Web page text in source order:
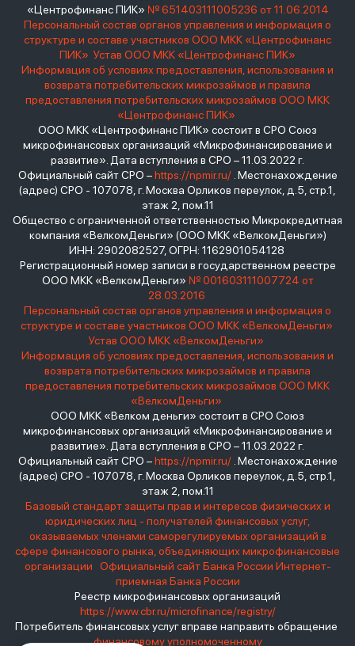
«Центрофинанс ПИК» № 651403111005236 от 11.06.2014
Персональный состав органов управления и информация о
структуре и составе участников ООО МКК «Центрофинанс
ПИК» Устав ООО МКК «Центрофинанс ПИК»
Информация об условиях предоставления, использования и
возврата потребительских микрозаймов и правила
предоставления потребительских микрозаймов ООО МКК
«Центрофинанс ПИК»
ООО МКК «Центрофинанс ПИК» состоит в СРО Союз
микрофинансовых организаций «Микрофинансирование и
развитие». Дата вступления в СРО – 11.03.2022 г.
Официальный сайт СРО –https://npmir.ru/. Местонахождение
(адрес) СРО - 107078, г. Москва Орликов переулок, д.5, стр.1,
этаж 2, пом.11
Общество с ограниченной ответственностью Микрокредитная
компания «ВелкомДеньги» (ООО МКК «ВелкомДеньги»)
ИНН: 2902082527, ОГРН: 1162901054128
Регистрационный номер записи в государственном реестре
ООО МКК «ВелкомДеньги» № 001603111007724 от
28.03.2016
Персональный состав органов управления и информация о
структуре и составе участников ООО МКК «ВелкомДеньги»
Устав ООО МКК «ВелкомДеньги»
Информация об условиях предоставления, использования и
возврата потребительских микрозаймов и правила
предоставления потребительских микрозаймов ООО МКК
«ВелкомДеньги»
ООО МКК «Велком деньги» состоит в СРО Союз
микрофинансовых организаций «Микрофинансирование и
развитие». Дата вступления в СРО – 11.03.2022 г.
Официальный сайт СРО –https://npmir.ru/. Местонахождение
(адрес) СРО - 107078, г. Москва Орликов переулок, д.5, стр.1,
этаж 2, пом.11
Базовый стандарт защиты прав и интересов физических и
юридических лиц - получателей финансовых услуг,
оказываемых членами саморегулируемых организаций в
сфере финансового рынка, объединяющих микрофинансовые
организации
Официальный сайт Банка России Интернет-
приемная Банка России
Реестр микрофинансовых организаций
https://www.cbr.ru/microfinance/registry/
Потребитель финансовых услуг вправе направить обращение
финансовому уполномоченному